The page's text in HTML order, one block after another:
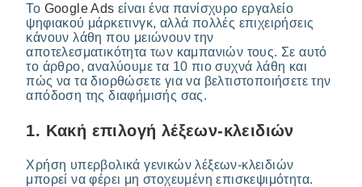
Το Google Ads είναι ένα πανίσχυρο εργαλείο
ψηφιακού μάρκετινγκ, αλλά πολλές επιχειρήσεις
κάνουν λάθη που μειώνουν την
αποτελεσματικότητα των καμπανιών τους. Σε αυτό
το άρθρο, αναλύουμε τα 10 πιο συχνά λάθη και
πώς να τα διορθώσετε για να βελτιστοποιήσετε την
απόδοση της διαφήμισής σας.
1. Κακή επιλογή λέξεων-κλειδιών
Χρήση υπερβολικά γενικών λέξεων-κλειδιών
μπορεί να φέρει μη στοχευμένη επισκεψιμότητα.